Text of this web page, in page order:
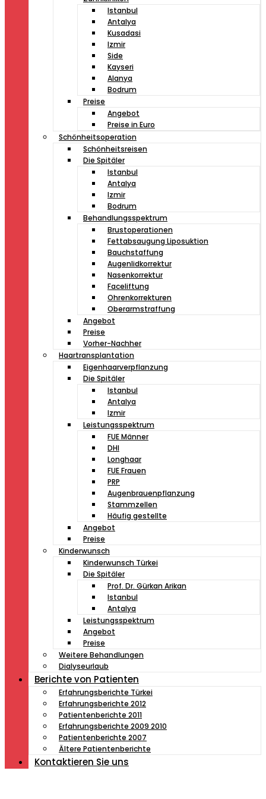
Istanbul
Antalya
Kusadasi
Izmir
Side
Kayseri
Alanya
Bodrum
Preise
Angebot
Preise in Euro
Schönheitsoperation
Schönheitsreisen
Die Spitäler
Istanbul
Antalya
Izmir
Bodrum
Behandlungsspektrum
Brustoperationen
Fettabsaugung Liposuktion
Bauchstaffung
Augenlidkorrektur
Nasenkorrektur
Faceliftung
Ohrenkorrekturen
Oberarmstraffung
Angebot
Preise
Vorher-Nachher
Haartransplantation
Eigenhaarverpflanzung
Die Spitäler
Istanbul
Antalya
Izmir
Leistungsspektrum
FUE Männer
DHI
Longhaar
FUE Frauen
PRP
Augenbrauenpflanzung
Stammzellen
Häufig gestellte
Angebot
Preise
Kinderwunsch
Kinderwunsch Türkei
Die Spitäler
Prof. Dr. Gürkan Arikan
Istanbul
Antalya
Leistungsspektrum
Angebot
Preise
Weitere Behandlungen
Dialyseurlaub
Berichte von Patienten
Erfahrungsberichte Türkei
Erfahrungsberichte 2012
Patientenberichte 2011
Erfahrungsberichte 2009 2010
Patientenberichte 2007
Ältere Patientenberichte
Kontaktieren Sie uns